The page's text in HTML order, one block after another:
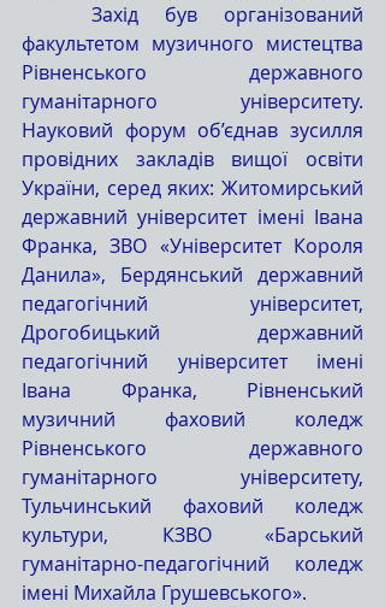
факультетом музичного мистецтва
Рівненського державного
гуманітарного університету.
Науковий форум об’єднав зусилля
провідних закладів вищої освіти
України, серед яких: Житомирський
державний університет імені Івана
Франка, ЗВО «Університет Короля
Данила», Бердянський державний
педагогічний університет,
Дрогобицький державний
педагогічний університет імені
Івана Франка, Рівненський
музичний фаховий коледж
Рівненського державного
гуманітарного університету,
Тульчинський фаховий коледж
культури, КЗВО «Барський
гуманітарно-педагогічний коледж
імені Михайла Грушевського».